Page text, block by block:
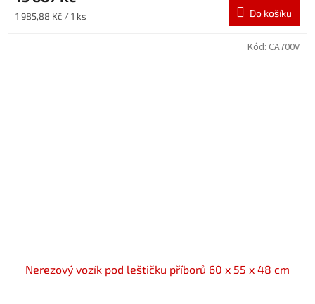
Měrná
1 985,88 Kč / 1 ks Do košíku
Nerezový vozík pod leštičku příborů 60 x 55 x 48 cm
Kód: CA700V